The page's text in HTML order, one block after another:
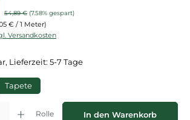
Regulärer Preis:
54,89 € (7.58% gespart)
€ / 1 Meter)
Versandkosten
Lieferzeit: 5-7 Tage
Tapete
gewünschten Wert ein oder benutze die
Rolle In den Warenkorb